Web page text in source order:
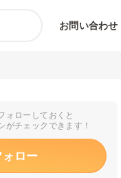
お問い合わせ
ォローしておくと
がチェックできます！
ォロー